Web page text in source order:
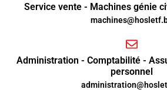
Service vente - Machines génie
Administration - Comptabilité -
personnel